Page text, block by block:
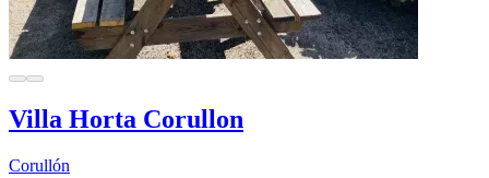
Villa Horta Corullon
Corullón